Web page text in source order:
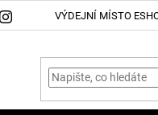
VÝDEJNÍ MÍSTO